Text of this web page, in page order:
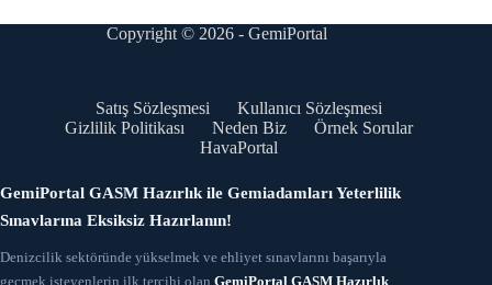
Copyright © 2026 - GemiPortal
Satış Sözleşmesi
Kullanıcı Sözleşmesi
Gizlilik Politikası
Neden Biz
Örnek Sorular
HavaPortal
GemiPortal GASM Hazırlık ile Gemiadamları Yeterlilik
Sınavlarına Eksiksiz Hazırlanın!
Denizcilik sektöründe yükselmek ve ehliyet sınavlarını başarıyla
geçmek isteyenlerin ilk tercihi olan GemiPortal GASM Hazırlık